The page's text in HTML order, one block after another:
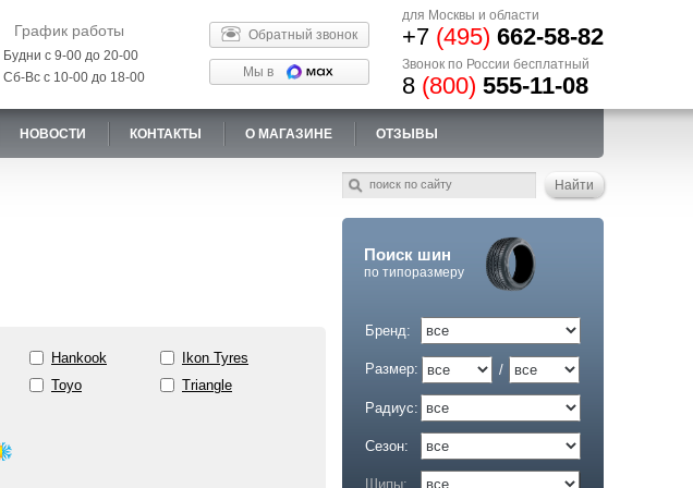
График работы
Будни с 9-00 до 20-00
Сб-Вс с 10-00 до 18-00
Обратный звонок
Мы в
для Москвы и области
+7 (495) 662-58-82
Звонок по России бесплатный
8 (800) 555-11-08
НОВОСТИ КОНТАКТЫ О МАГАЗИНЕ ОТЗЫВЫ
Поиск шин
по типоразмеру
Бренд:
Размер: /
Радиус:
Сезон:
Шипы:
Hankook
Ikon Tyres
Toyo
Triangle